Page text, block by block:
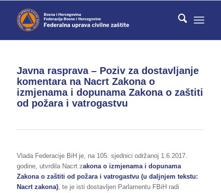
Javna rasprava – Poziv za dostavljanje
komentara na Nacrt Zakona o
izmjenama i dopunama Zakona o zaštiti
od požara i vatrogastvu
Vlada Federacije BiH je, na 105. sjednici održanoj 1.6.2017.
godine, utvrdila Nacrt zakona o izmjenama i dopunama
Zakona o zaštiti od požara i vatrogastvu (u daljnjem tekstu:
Nacrt zakona), te je isti dostavljen Parlamentu FBiH radi